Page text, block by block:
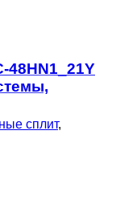
48HN1_21Y
сплит,